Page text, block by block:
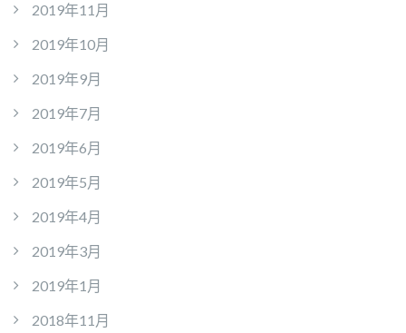
2019年11月
2019年10月
2019年9月
2019年7月
2019年6月
2019年5月
2019年4月
2019年3月
2019年1月
2018年11月